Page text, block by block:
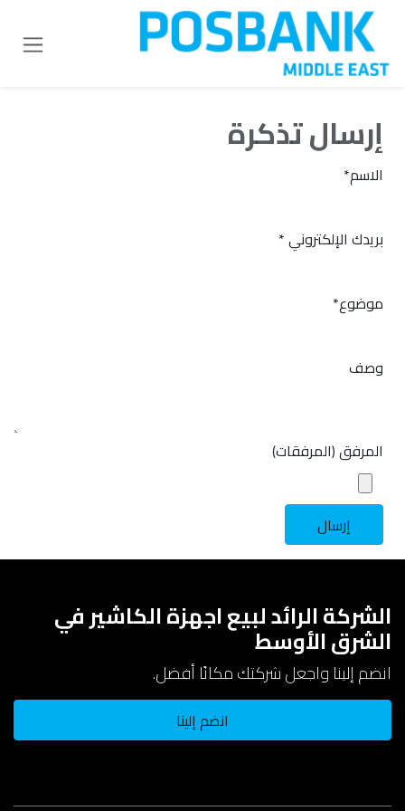
تخطي للذهاب إلى المحتوى
إرسال تذكرة
الاسم*
بريدك الإلكتروني *
موضوع*
وصف
المرفق (المرفقات)
إرسال
الشركة الرائد لبيع اجهزة الكاشير في
الشرق الأوسط
انضم إلينا واجعل شركتك مكانًا أفضل.
انضم إلينا